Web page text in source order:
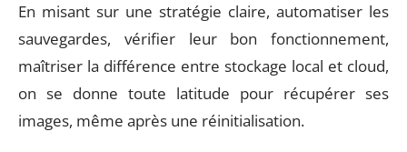
En misant sur une stratégie claire, automatiser les
sauvegardes, vérifier leur bon fonctionnement,
maîtriser la différence entre stockage local et cloud,
on se donne toute latitude pour récupérer ses
images, même après une réinitialisation.